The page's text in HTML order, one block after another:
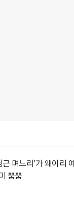
며느리'가 왜이리 예
뿜뿜